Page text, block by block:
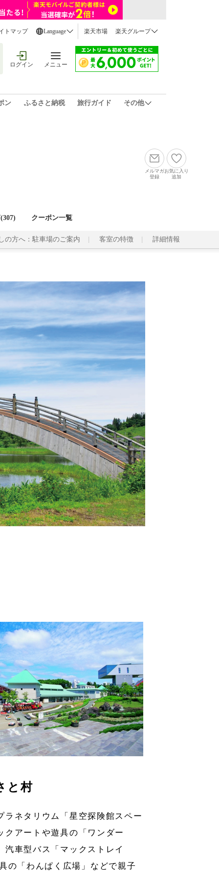
トマップ Language 楽天市場 楽天グループ
ログイン メニュー
ン ふるさと納税 旅行ガイド その他
メルマガ
登録
お気に入り
追加
307) クーポン一覧
の方へ：駐車場のご案内 客室の特徴 詳細情報
と村
ラネタリウム「星空探険館スペー
クアートや遊具の「ワンダー
汽車型バス「マックストレイ
の「わんぱく広場」などで親子